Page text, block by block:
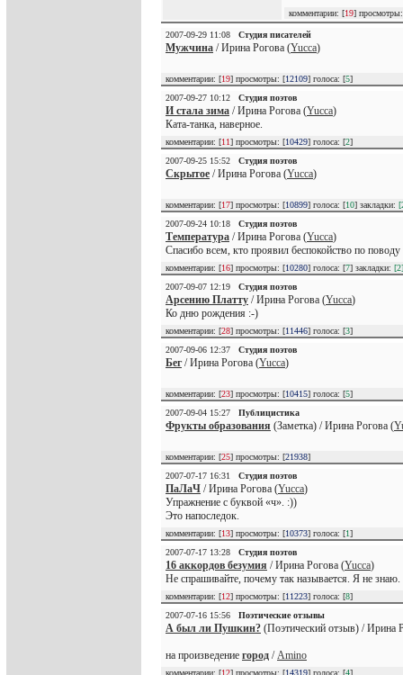
комментарии: [19]
2007-09-29 11:08 Студия писателей
Мужчина / Ирина Рогова (Yucca)
комментарии: [19] просмотры: [12109] голоса: [5]
2007-09-27 10:12
Студия поэтов
И стала зима / Ирина Рогова (Yucca)
Ката-танка, наверное.
комментарии: [11] просмотры: [10429] голоса: [2]
2007-09-25 15:52
Студия поэтов
Скрытое / Ирина Рогова (Yucca)
комментарии: [17] просмотры: [10899] голоса: [10] закладки:
2007-09-24 10:18
Студия поэтов
Температура / Ирина Рогова (Yucca)
Спасибо всем, кто проявил беспокойство по
комментарии: [16] просмотры: [10280] голоса: [7] закладки: [2]
2007-09-07 12:19
Студия поэтов
Арсению Платту / Ирина Рогова (Yucca)
Ко дню рождения :-)
комментарии: [28] просмотры: [11446] голоса: [3]
2007-09-06 12:37
Студия поэтов
Бег/ Ирина Рогова (Yucca)
комментарии: [23] просмотры: [10415] голоса: [5]
2007-09-04 15:27
Публицистика
Фрукты образования (Заметка) / Ирина Рогова (
комментарии: [25] просмотры: [21938]
2007-07-17 16:31
Студия поэтов
ПаЛаЧ / Ирина Рогова (Yucca)
Упражнение с буквой «ч». :))
Это напоследок.
комментарии: [13] просмотры: [10373] голоса: [1]
2007-07-17 13:28
Студия поэтов
16 аккордов безумия / Ирина Рогова (Yucca)
Не спрашивайте, почему так называется. Я не знаю.
комментарии: [12] просмотры: [11223] голоса: [8]
2007-07-16 15:56
Поэтические отзывы
А был ли Пушкин? (Поэтический отзыв) / Ирина
на произведение город / Amino
комментарии: [12] просмотры: [14319] голоса: [4]